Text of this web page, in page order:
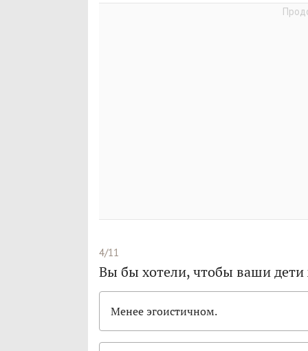
4/11
Вы бы хотели, чтобы ваши
Менее эгоистичном.